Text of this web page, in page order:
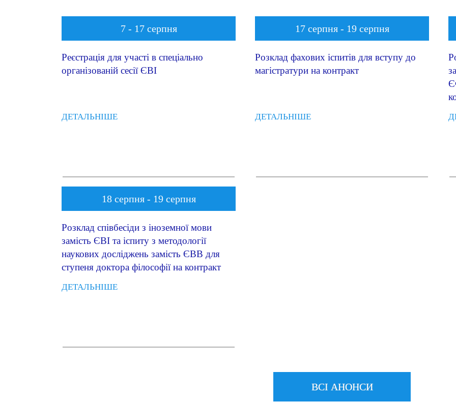
7 - 17 серпня
Реєстрація для участі в спеціально
організованій сесії ЄВІ
ДЕТАЛЬНІШЕ
17 серпня - 19 серпня
Розклад фахових іспитів для вступу до
магістратури на контракт
ДЕТАЛЬНІШЕ
18 серпня - 19 серпня
Розклад співбесіди з іноземної мови
замість ЄВІ та іспиту з методології
наукових досліджень замість ЄВВ для
ступеня доктора філософії на контракт
ДЕТАЛЬНІШЕ
ВСІ АНОНСИ